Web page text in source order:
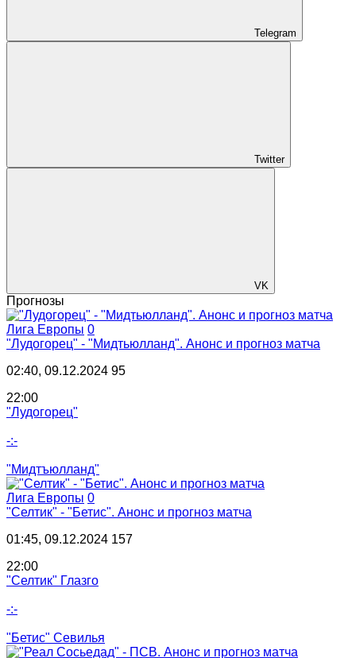
Telegram
Twitter
VK
Прогнозы
Лига Европы 0
"Лудогорец" - "Мидтьюлланд". Анонс и прогноз матча
02:40, 09.12.2024 95
22:00
"Лудогорец"
-:-
"Мидтъюлланд"
Лига Европы 0
"Селтик" - "Бетис". Анонс и прогноз матча
01:45, 09.12.2024 157
22:00
"Селтик" Глазго
-:-
"Бетис" Севилья